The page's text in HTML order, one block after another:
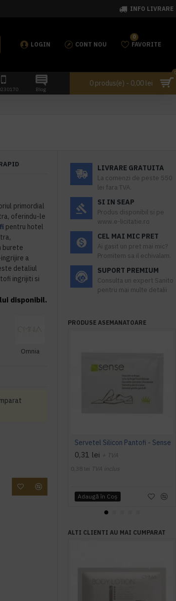
INFO LIVRARE
LOGIN CONT NOU FAVORITE
0
Blog
0 produs(e) - 0,00 lei
primordial
oferindu-le
pentru hotel
burete
a
detaliul
ingrijiti si
disponibil.
Omnia
LIVRARE GRATUITA
La comenzi de peste 550
lei fara TVA.
SI IN SEAP
Produs disponibil si pe
www.e-licitatie.ro
CEL MAI MIC PRET
Ai gasit un pret mai mic?
Promitem sa il echivalam.
SUPORT PREMIUM
Consulta un expert Sanito
pentru mai multe detalii
PRODUSE ASEMANATOARE
Servetel Silicon Pantofi - Sense
0,31 lei + TVA
0,38 lei TVA inclus
Adaugă în Coş
ALTI CLIENTI AU MAI CUMPARAT